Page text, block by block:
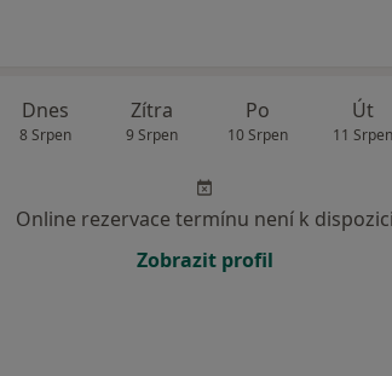
Dnes
8 Srpen
Zítra
9 Srpen
Po
10 Srpen
Út
11 Srpen
Online rezervace termínu není k dispozici
Zobrazit profil